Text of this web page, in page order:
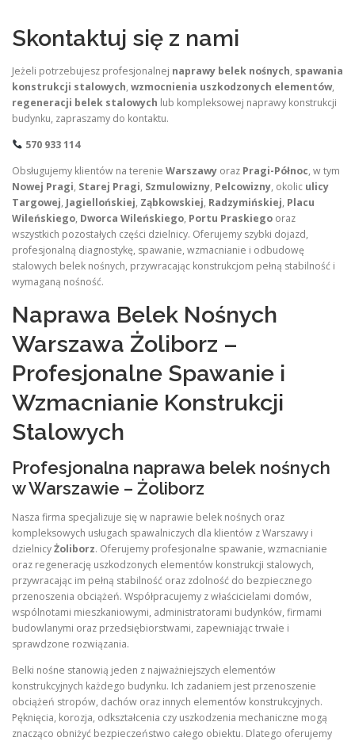
Skontaktuj się z nami
Jeżeli potrzebujesz profesjonalnej naprawy belek nośnych, spawania
konstrukcji stalowych, wzmocnienia uszkodzonych elementów,
regeneracji belek stalowych lub kompleksowej naprawy konstrukcji
budynku, zapraszamy do kontaktu.
570 933 114
Obsługujemy klientów na terenie Warszawy oraz Pragi-Północ, w tym
Nowej Pragi, Starej Pragi, Szmulowizny, Pelcowizny, okolic ulicy
Targowej, Jagiellońskiej, Ząbkowskiej, Radzymińskiej, Placu
Wileńskiego, Dworca Wileńskiego, Portu Praskiego oraz
wszystkich pozostałych części dzielnicy. Oferujemy szybki dojazd,
profesjonalną diagnostykę, spawanie, wzmacnianie i odbudowę
stalowych belek nośnych, przywracając konstrukcjom pełną stabilność i
wymaganą nośność.
Naprawa Belek Nośnych
Warszawa Żoliborz –
Profesjonalne Spawanie i
Wzmacnianie Konstrukcji
Stalowych
Profesjonalna naprawa belek nośnych
w Warszawie – Żoliborz
Nasza firma specjalizuje się w naprawie belek nośnych oraz
kompleksowych usługach spawalniczych dla klientów z Warszawy i
dzielnicyŻoliborz. Oferujemy profesjonalne spawanie, wzmacnianie
oraz regenerację uszkodzonych elementów konstrukcji stalowych,
przywracając im pełną stabilność oraz zdolność do bezpiecznego
przenoszenia obciążeń. Współpracujemy z właścicielami domów,
wspólnotami mieszkaniowymi, administratorami budynków, firmami
budowlanymi oraz przedsiębiorstwami, zapewniając trwałe i
sprawdzone rozwiązania.
Belki nośne stanowią jeden z najważniejszych elementów
konstrukcyjnych każdego budynku. Ich zadaniem jest przenoszenie
obciążeń stropów, dachów oraz innych elementów konstrukcyjnych.
Pęknięcia, korozja, odkształcenia czy uszkodzenia mechaniczne mogą
znacząco obniżyć bezpieczeństwo całego obiektu. Dlatego oferujemy